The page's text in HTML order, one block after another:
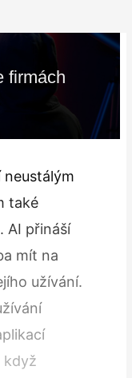
firmách
neustálým
také
AI přináší
mít na
užívání.
když